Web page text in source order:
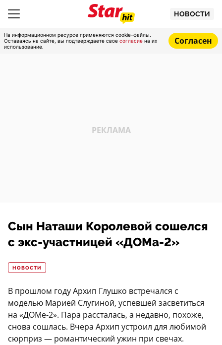
НОВОСТИ
На информационном ресурсе применяются cookie-файлы.
Оставаясь на сайте, вы подтверждаете свое согласие на их
использование.
Согласен
Сын Наташи Королевой сошелся
с экс-участницей «ДОМа-2»
НОВОСТИ
В прошлом году Архип Глушко встречался с
моделью Марией Слугиной, успевшей засветиться
на «ДОМе-2». Пара рассталась, а недавно, похоже,
снова сошлась. Вчера Архип устроил для любимой
сюрприз — романтический ужин при свечах.